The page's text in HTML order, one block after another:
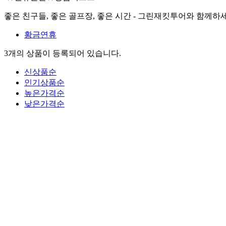
좋은 친구들, 좋은 골프장, 좋은 시간 - 그린재킷투어와 함께하
황금연휴
3개 의 상품이 등록되어 있습니다.
신상품순
인기상품순
높은가격순
낮은가격순